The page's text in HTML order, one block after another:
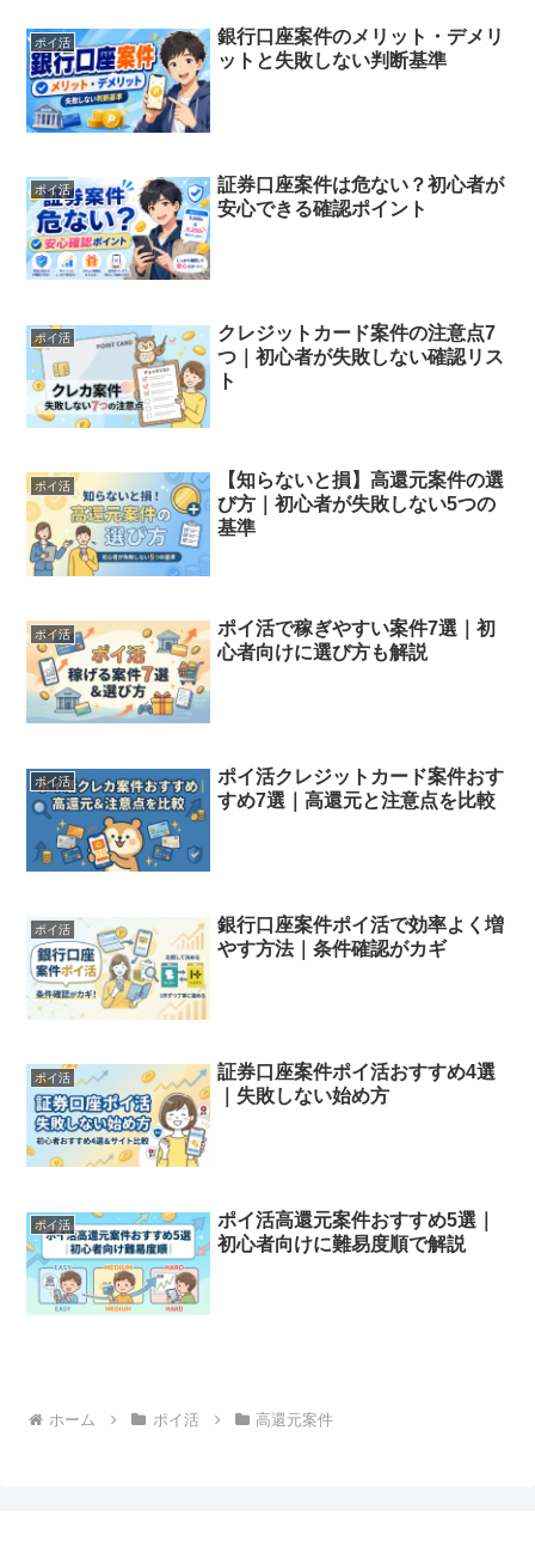
ポイ活
銀行口座案件のメリット・デメリ
ットと失敗しない判断基準
ポイ活
証券口座案件は危ない？初心者が
安心できる確認ポイント
ポイ活
クレジットカード案件の注意点7
つ｜初心者が失敗しない確認リス
ト
ポイ活
【知らないと損】高還元案件の選
び方｜初心者が失敗しない5つの
基準
ポイ活
ポイ活で稼ぎやすい案件7選｜初
心者向けに選び方も解説
ポイ活
ポイ活クレジットカード案件おす
すめ7選｜高還元と注意点を比較
ポイ活
銀行口座案件ポイ活で効率よく増
やす方法｜条件確認がカギ
ポイ活
証券口座案件ポイ活おすすめ4選
｜失敗しない始め方
ポイ活
ポイ活高還元案件おすすめ5選｜
初心者向けに難易度順で解説
ホーム ポイ活 高還元案件